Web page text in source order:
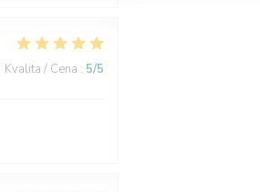
Kvalita / Cena : 5/5